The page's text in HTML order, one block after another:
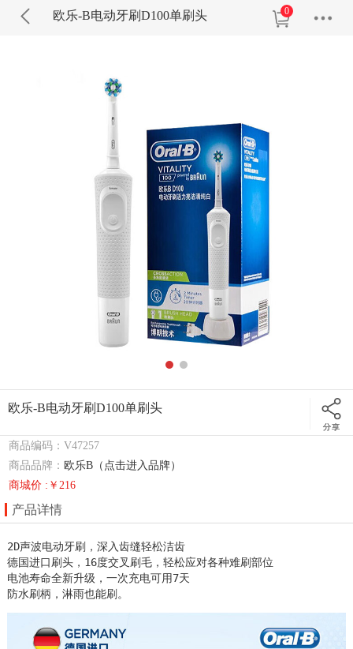
欧乐-B电动牙刷D100单刷头 0
欧乐-B电动牙刷D100单刷头
商品编码：V47257
商品品牌：欧乐B（点击进入品牌）
商城价 :￥216
产品详情
2D声波电动牙刷，深入齿缝轻松洁齿
德国进口刷头，16度交叉刷毛，轻松应对各种难刷部位
电池寿命全新升级，一次充电可用7天
防水刷柄，淋雨也能刷。